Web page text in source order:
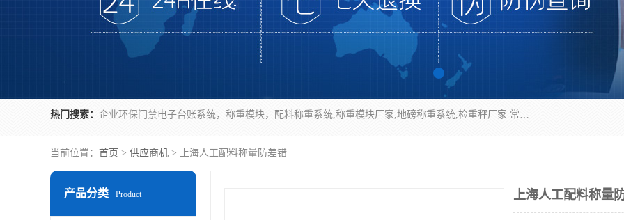
热门搜索： 企业环保门禁电子台账系统，称重模块，配料称重系统,称重模块厂家,地磅称重系统,检重秤厂家 常州华青自动化主营：称重模块、无人值守称重系统、配料称重系统、地磅称重系统、检重秤、托利多称重模块等产品。各种称重软件，移动源环保门禁电子台账系统软件。 常州华青自动化系统有限公司7*24的电话支持服务、项目现场开发服务、新功能定制研发服务，产品培训、远程维护，现场安装调试工程等。
当前位置： 首页 > 供应商机 > 上海人工配料称量防差错
产品分类 Product 上海人工配料称量